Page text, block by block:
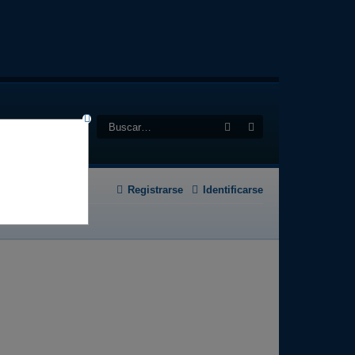
Buscar
Identificarse
Registrarse